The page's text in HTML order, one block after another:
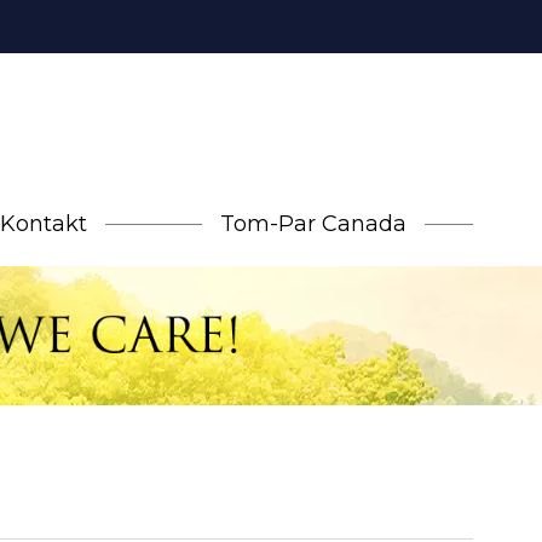
Kontakt Tom-Par Canada